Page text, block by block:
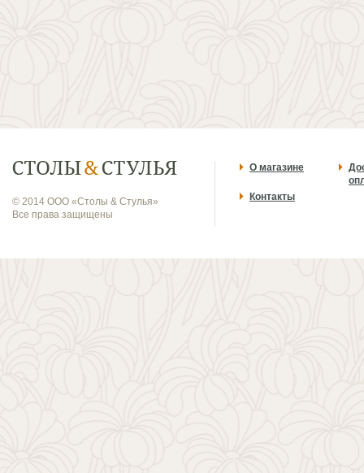
© 2014 ООО «Столы & Стулья»
Все права защищены
О магазине
Контакты